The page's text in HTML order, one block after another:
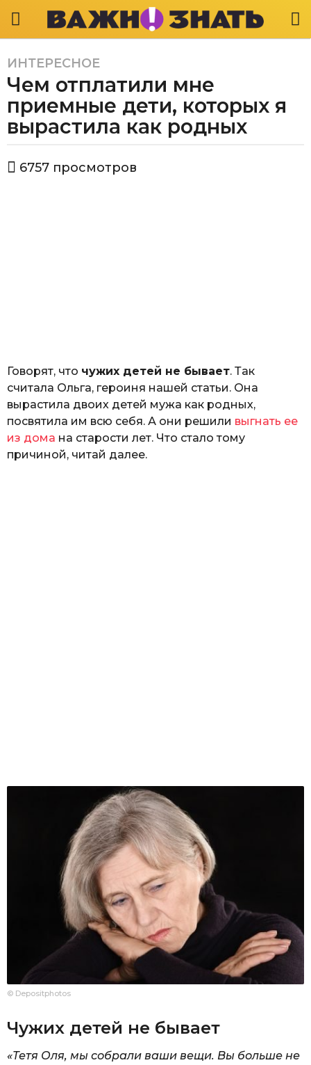
5
л
т
a
o
ИНТЕРЕСНОЕ
Чем отплатили мне
приемные дети, которых я
вырастила как родных
в
р
к
л
ю
к
6757 просмотров
Говорят, что чужих детей не бывает. Так
считала Ольга, героиня нашей статьи. Она
вырастила двоих детей мужа как родных,
посвятила им всю себя. А они решили выгнать ее
из дома на старости лет. Что стало тому
причиной, читай далее.
© Depositphotos
Чужих детей не бывает
«Тетя Оля, мы собрали ваши вещи. Вы больше не